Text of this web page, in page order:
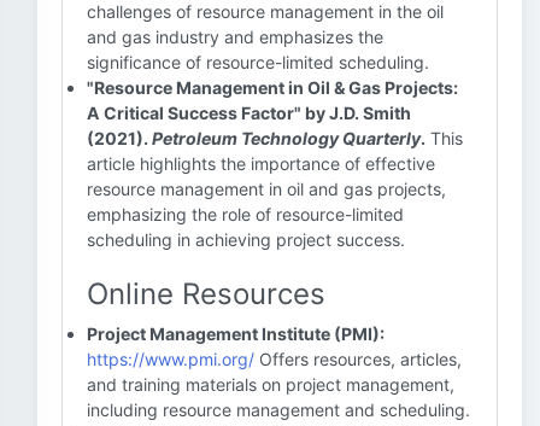
challenges of resource management in the oil
and gas industry and emphasizes the
significance of resource-limited scheduling.
"Resource Management in Oil & Gas Projects:
A Critical Success Factor" by J.D. Smith
(2021). Petroleum Technology Quarterly. This
article highlights the importance of effective
resource management in oil and gas projects,
emphasizing the role of resource-limited
scheduling in achieving project success.
Online Resources
Project Management Institute (PMI):
https://www.pmi.org/ Offers resources, articles,
and training materials on project management,
including resource management and scheduling.